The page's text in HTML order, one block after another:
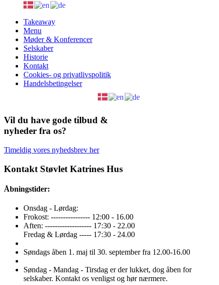
Takeaway
Menu
Møder & Konferencer
Selskaber
Historie
Kontakt
Cookies- og privatlivspolitik
Handelsbetingelser
Vil du have gode tilbud &
nyheder fra os?
Timeldig vores nyhedsbrev her
Kontakt Støvlet Katrines Hus
Åbningstider:
Onsdag - Lørdag:
Frokost: ---------------- 12:00 - 16.00
Aften: ------------------- 17:30 - 22.00
Fredag & Lørdag ----- 17:30 - 24.00
Søndags åben 1. maj til 30. september fra 12.00-16.00
Søndag - Mandag - Tirsdag er der lukket, dog åben for
selskaber. Kontakt os venligst og hør nærmere.